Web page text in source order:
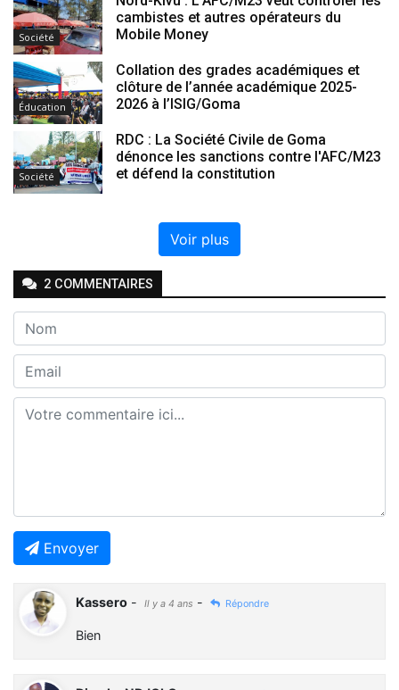
Société
cambistes et autres opérateurs du
Mobile Money
Éducation
Collation des grades académiques et
clôture de l’année académique 2025-
2026 à l’ISIG/Goma
Société
RDC : La Société Civile de Goma
dénonce les sanctions contre l'AFC/M23
et défend la constitution
Voir plus
2 COMMENTAIRES
Envoyer
Kassero - Il y a 4 ans - Répondre
Bien